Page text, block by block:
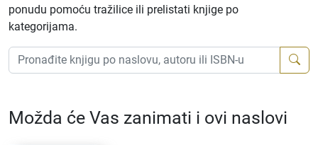
ponudu pomoću tražilice ili prelistati knjige po
kategorijama.
Možda će Vas zanimati i ovi naslovi